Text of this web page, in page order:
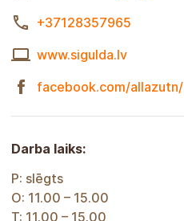
+37128357965
www.sigulda.lv
facebook.com/allazutn/
Darba laiks:
P: slēgts
O: 11.00 – 15.00
T: 11.00 – 15.00